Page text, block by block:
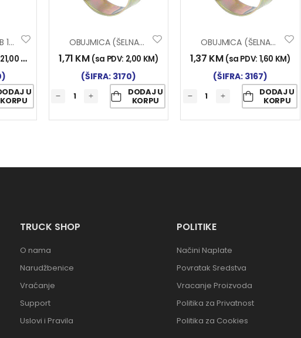
ŠELNA AUSPUHA B 120
21,00 KM
U
KORPU
OBUJMICA (ŠELNA) MRS 44-47
1,71 KM (sa PDV: 2,00 KM)
(ŠIFRA: 3170)
DODAJ U
KORPU
OBUJMICA (ŠELNA) MRS 32-35
1,37 KM (sa PDV: 1,60 KM)
(ŠIFRA: 3167)
DODAJ U
KORPU
TRUCK SHOP
O nama
Narudžbenice
Vraćanje
Support
Uslovi i Pravila
POLITIKE
Načini Naplate
Povratak Sredstva
Vracanje Proizvoda
Politika za Privatnost
Politika za Cookies